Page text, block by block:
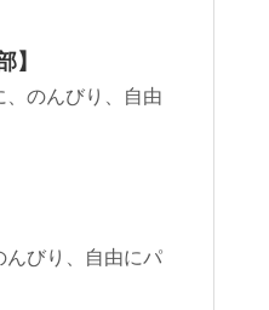
】
、のんびり、自由
んびり、自由にパ